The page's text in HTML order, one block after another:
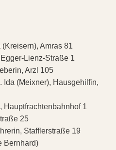
Amras 81
Lienz-Straße 1
Arzl 105
(Meixner), Hausgehilfin,
1
25
Stafflerstraße 19
Bernhard)